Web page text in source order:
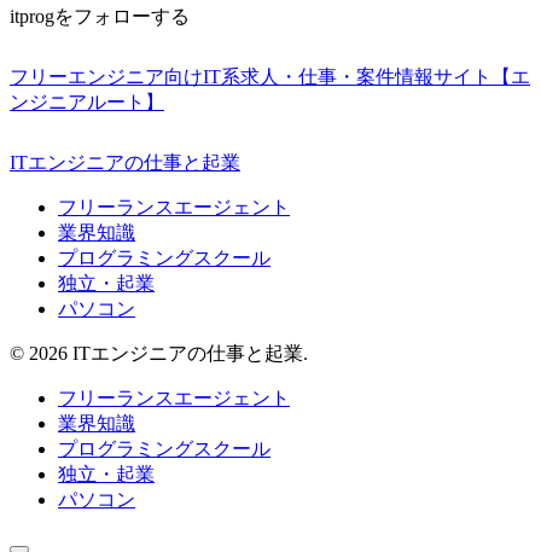
itprogをフォローする
フリーエンジニア向けIT系求人・仕事・案件情報サイト【エ
ンジニアルート】
ITエンジニアの仕事と起業
フリーランスエージェント
業界知識
プログラミングスクール
独立・起業
パソコン
© 2026 ITエンジニアの仕事と起業.
フリーランスエージェント
業界知識
プログラミングスクール
独立・起業
パソコン